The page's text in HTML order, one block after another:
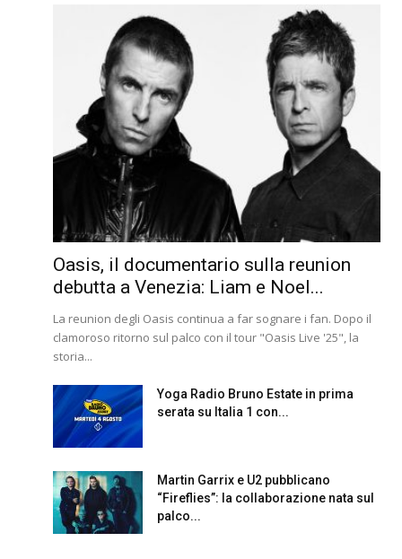
Oasis, il documentario sulla reunion
debutta a Venezia: Liam e Noel...
La reunion degli Oasis continua a far sognare i fan. Dopo il
clamoroso ritorno sul palco con il tour "Oasis Live '25", la
storia...
Yoga Radio Bruno Estate in prima
serata su Italia 1 con...
Martin Garrix e U2 pubblicano
“Fireflies”: la collaborazione nata sul
palco...